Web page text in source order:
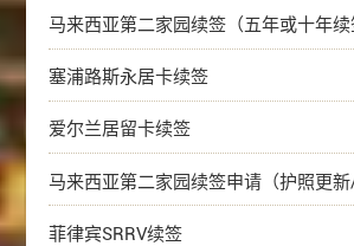
马来西亚第二家园续签（五年或十年续
塞浦路斯永居卡续签
爱尔兰居留卡续签
菲律宾SRRV续签